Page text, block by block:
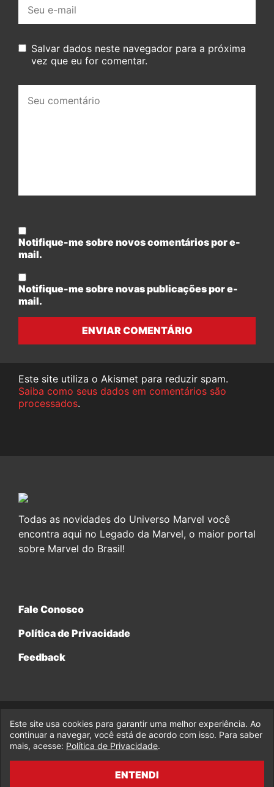
mail:
Salvar dados neste navegador para a próxima
vez que eu for comentar.
comentário:
Notifique-me sobre novos comentários por e-
mail.
Notifique-me sobre novas publicações por e-
mail.
ENVIAR COMENTÁRIO
Este site utiliza o Akismet para reduzir spam.
Saiba como seus dados em comentários são
processados.
Todas as novidades do Universo Marvel você
encontra aqui no Legado da Marvel, o maior portal
sobre Marvel do Brasil!
Fale Conosco
Política de Privacidade
Feedback
© 2017-2026 Legado da Marvel, uma empresa da Legado
Enterprises.
fabiolobo
Este site usa cookies para garantir uma melhor experiência. Ao
continuar a navegar, você está de acordo com isso. Para saber
mais, acesse: Política de Privacidade.
ENTENDI